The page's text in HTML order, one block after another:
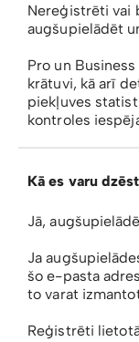
Nereģistrēti vai
augšupielādēt
Pro un
krātuvi, kā arī
piekļuves
kontroles
Kā es varu
Jā,
Ja
šo e-pasta
to varat
Reģistrēti